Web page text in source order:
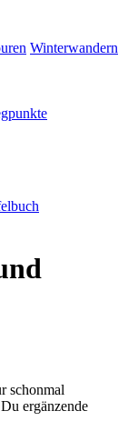
Winterwandern
schonmal
ergänzende